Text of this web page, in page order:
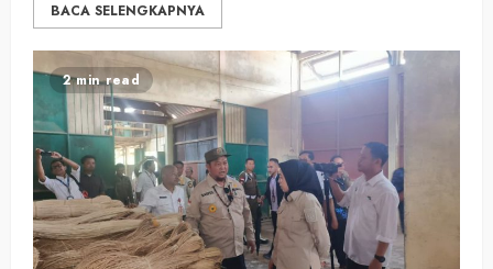
BACA SELENGKAPNYA
2 min read